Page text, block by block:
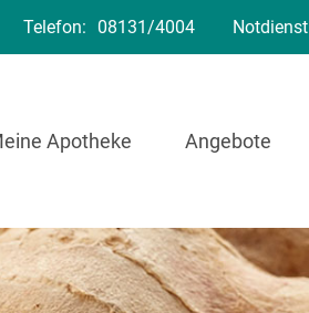
Telefon: 08131/4004 Notdienst
Apotheke Angebote